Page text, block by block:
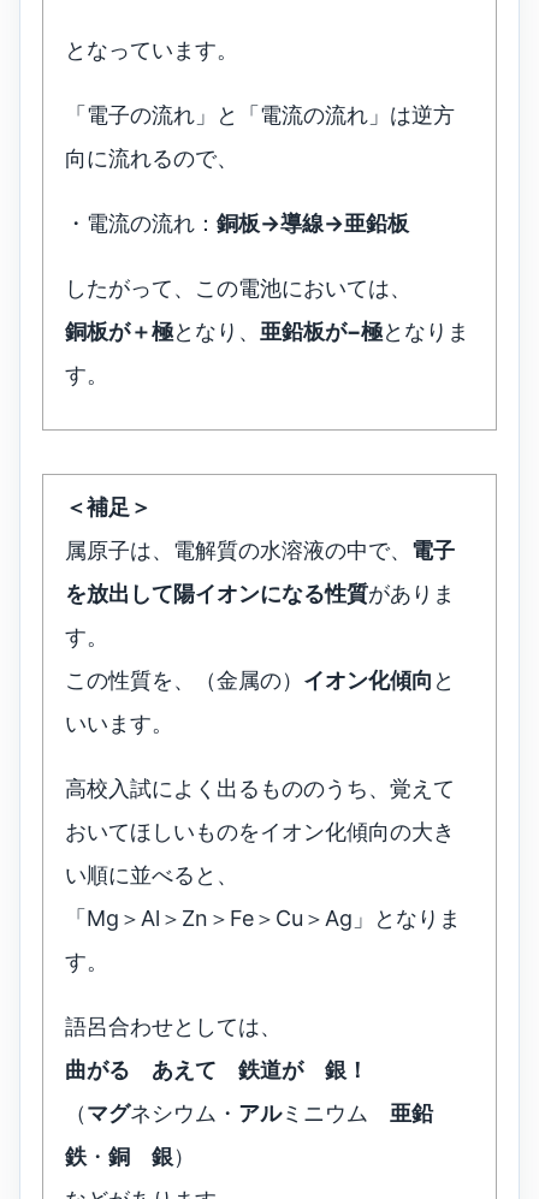
となっています。
「電子の流れ」と「電流の流れ」は逆方
向に流れるので、
・電流の流れ： 銅板→導線→亜鉛板
したがって、この電池においては、
銅板が＋極となり、 亜鉛板が−極となりま
す。
＜補足＞
属原子は、電解質の水溶液の中で、 電子
を放出して陽イオンになる性質がありま
す。
この性質を、（金属の） イオン化傾向 と
いいます。
高校入試によく出るもののうち、覚えて
おいてほしいものをイオン化傾向の大き
い順に並べると、
「Mg＞Al＞Zn＞Fe＞Cu＞Ag」となりま
す。
語呂合わせとしては、
曲がる あえて 鉄道が 銀！
（マグネシウム・ アルミニウム 亜鉛
鉄 ・ 銅 銀）